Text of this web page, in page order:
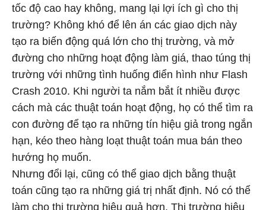
tốc độ cao hay không, mang lại lợi ích gì cho thị
trường? Không khó để lên án các giao dịch này
tạo ra biến động quá lớn cho thị trường, và mở
đường cho những hoạt động làm giá, thao túng thị
trường với những tình huống điển hình như Flash
Crash 2010. Khi người ta nắm bắt ít nhiều được
cách mà các thuật toán hoạt động, họ có thể tìm ra
con đường để tạo ra những tín hiệu giả trong ngắn
hạn, kéo theo hàng loạt thuật toán mua bán theo
hướng họ muốn.
Nhưng đổi lại, cũng có thể giao dịch bằng thuật
toán cũng tạo ra những giá trị nhất định. Nó có thể
làm cho thị trường hiệu quả hơn. Thị trường hiệu